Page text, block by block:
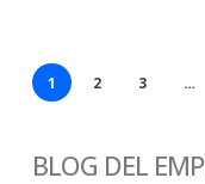
1 2 3 …
BLOG DEL